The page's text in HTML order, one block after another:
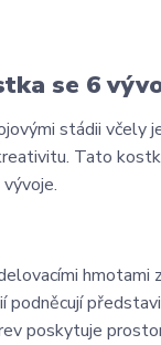
se 6
stádii včely
Tato
hmotami
podněcují
poskytuje